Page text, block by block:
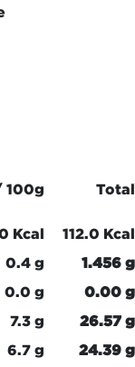
100g Total
Kcal
112.0 Kcal
0.4 g
1.456 g
0.0 g
0.00 g
7.3 g
26.57 g
6.7 g
24.39 g